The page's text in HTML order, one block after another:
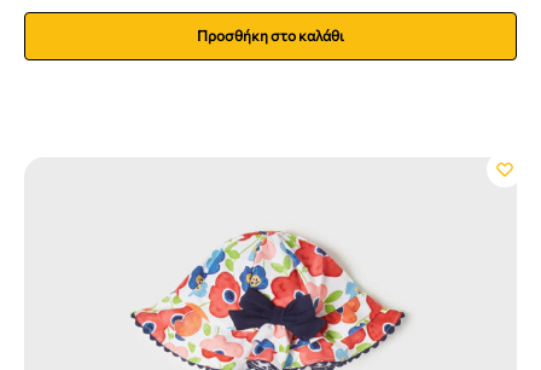
Προσθήκη στο καλάθι